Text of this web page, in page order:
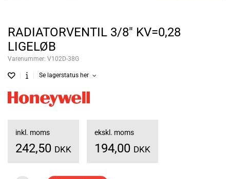
RADIATORVENTIL 3/8" KV=0,28
LIGELØB
Varenummer: V102D-38G
Se lagerstatus her
inkl. moms
242,50 DKK
ekskl. moms
194,00 DKK